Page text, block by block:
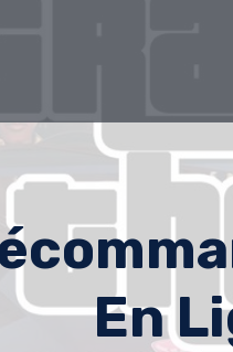
En